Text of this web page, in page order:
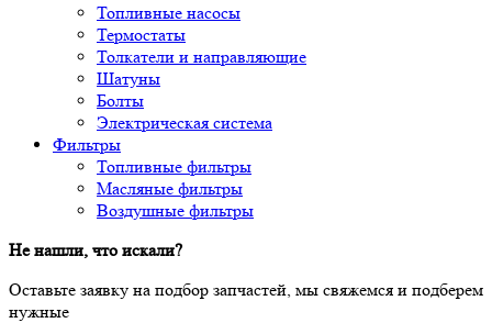
Топливные насосы
Термостаты
Толкатели и направляющие
Шатуны
Болты
Электрическая система
Фильтры
Топливные фильтры
Масляные фильтры
Воздушные фильтры
Не нашли, что искали?
Оставьте заявку на подбор запчастей, мы свяжемся и подберем
нужные